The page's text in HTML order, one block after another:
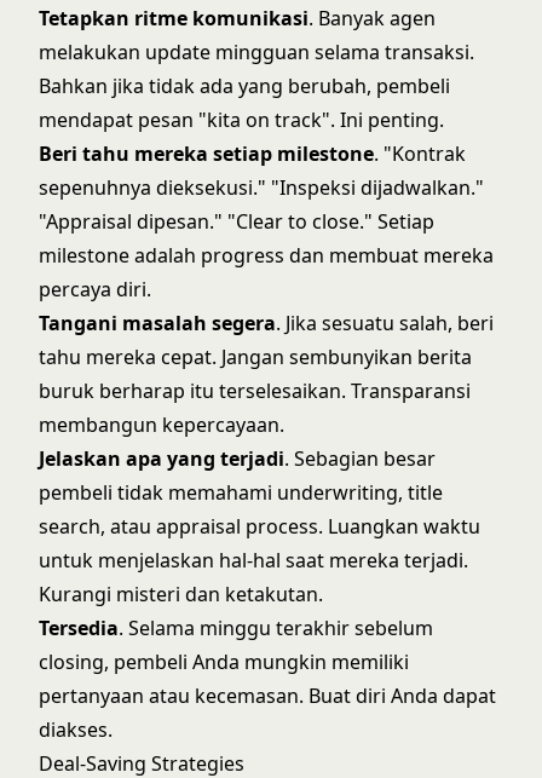
Tetapkan ritme komunikasi. Banyak agen
melakukan update mingguan selama transaksi.
Bahkan jika tidak ada yang berubah, pembeli
mendapat pesan "kita on track". Ini penting.
Beri tahu mereka setiap milestone. "Kontrak
sepenuhnya dieksekusi." "Inspeksi dijadwalkan."
"Appraisal dipesan." "Clear to close." Setiap
milestone adalah progress dan membuat mereka
percaya diri.
Tangani masalah segera. Jika sesuatu salah, beri
tahu mereka cepat. Jangan sembunyikan berita
buruk berharap itu terselesaikan. Transparansi
membangun kepercayaan.
Jelaskan apa yang terjadi. Sebagian besar
pembeli tidak memahami underwriting, title
search, atau appraisal process. Luangkan waktu
untuk menjelaskan hal-hal saat mereka terjadi.
Kurangi misteri dan ketakutan.
Tersedia. Selama minggu terakhir sebelum
closing, pembeli Anda mungkin memiliki
pertanyaan atau kecemasan. Buat diri Anda dapat
diakses.
Deal-Saving Strategies